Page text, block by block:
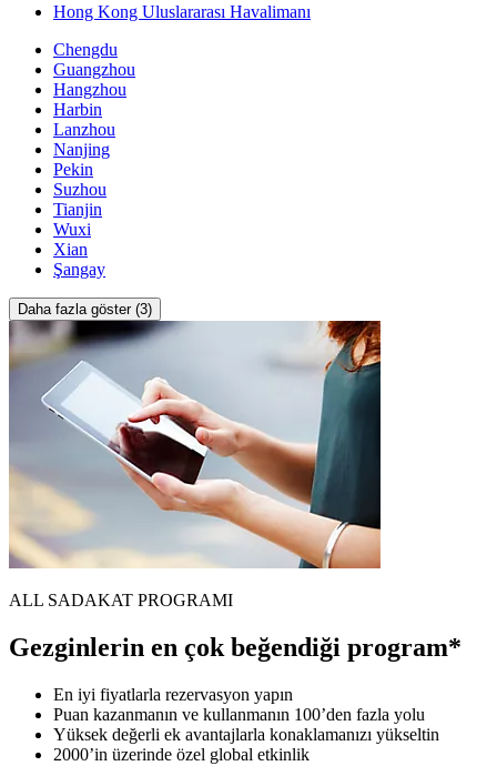
Hong Kong Uluslararası Havalimanı
Chengdu
Guangzhou
Hangzhou
Harbin
Lanzhou
Nanjing
Pekin
Suzhou
Tianjin
Wuxi
Xian
Şangay
Daha fazla göster (3)
ALL SADAKAT PROGRAMI
Gezginlerin en çok beğendiği program*
En iyi fiyatlarla rezervasyon yapın
Puan kazanmanın ve kullanmanın 100’den fazla yolu
Yüksek değerli ek avantajlarla konaklamanızı yükseltin
2000’in üzerinde özel global etkinlik